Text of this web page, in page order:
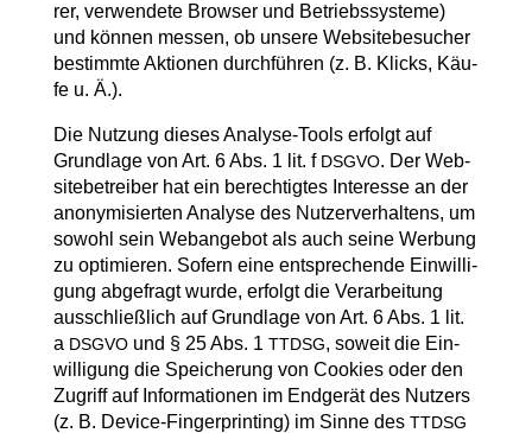
rer, ver­wen­de­te Brow­ser und Betriebs­sys­te­me)
und kön­nen mes­sen, ob unse­re Web­site­be­su­cher
bestimm­te Aktio­nen durch­füh­ren (z. B. Klicks, Käu­
fe u. Ä.).
Die Nut­zung die­ses Ana­ly­se-Tools erfolgt auf
Grund­la­ge von Art. 6 Abs. 1 lit. f DSGVO. Der Web­
site­be­trei­ber hat ein berech­tig­tes Inter­es­se an der
anony­mi­sier­ten Ana­ly­se des Nut­zer­ver­hal­tens, um
sowohl sein Web­an­ge­bot als auch sei­ne Wer­bung
zu opti­mie­ren. Sofern eine ent­spre­chen­de Ein­wil­li­
gung abge­fragt wur­de, erfolgt die Ver­ar­bei­tung
aus­schließ­lich auf Grund­la­ge von Art. 6 Abs. 1 lit.
a DSGVOund § 25 Abs. 1 TTDSG, soweit die Ein­
wil­li­gung die Spei­che­rung von Coo­kies oder den
Zugriff auf Infor­ma­tio­nen im End­ge­rät des Nut­zers
(z. B. Device-Fin­ger­prin­ting) im Sin­ne des TTDSG